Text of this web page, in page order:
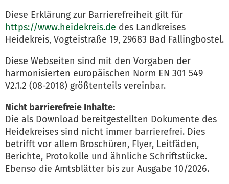
Diese Erklärung zur Barrierefreiheit gilt für
https://www.heidekreis.de des Landkreises
Heidekreis, Vogteistraße 19, 29683 Bad Fallingbostel.
Diese Webseiten sind mit den Vorgaben der
harmonisierten europäischen Norm EN 301 549
V2.1.2 (08-2018) größtenteils vereinbar.
Nicht barrierefreie Inhalte:
Die als Download bereitgestellten Dokumente des
Heidekreises sind nicht immer barrierefrei. Dies
betrifft vor allem Broschüren, Flyer, Leitfäden,
Berichte, Protokolle und ähnliche Schriftstücke.
Ebenso die Amtsblätter bis zur Ausgabe 10/2026.